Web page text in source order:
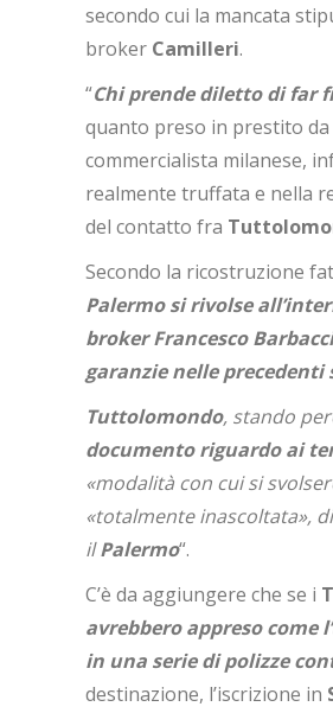
secondo cui la mancata
broker Camilleri.
“Chi prende diletto di far
quanto preso in prestito da
commercialista milanese,
realmente truffata e nella
del contatto fra
Secondo la ricostruzione
Palermo si rivolse
broker Francesco
garanzie nelle precedenti
Tuttolomondo, stando
documento riguardo ai
«modalità con cui si
«totalmente inascoltata»,
ilPalermo“.
C’è da aggiungere che se i
avrebbero appreso come
in una serie di polizze
destinazione, l’iscrizione in